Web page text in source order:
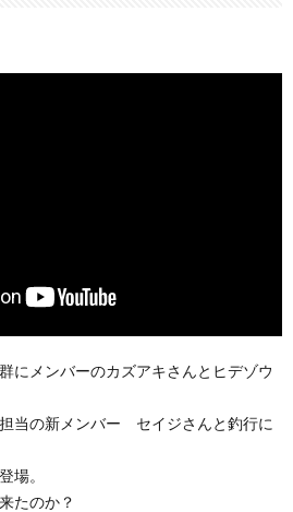
にメンバーのカズアキさんとヒデゾウ
当の新メンバー セイジさんと釣行に
場。
たのか？